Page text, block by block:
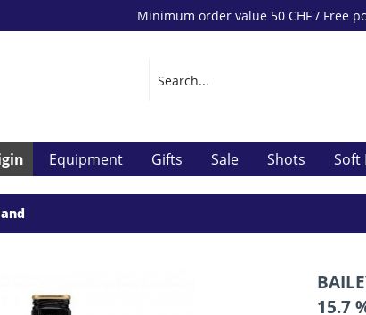
Minimum order value 50 CHF / Free
Equipment Gifts Sale Shots Soft
15.7